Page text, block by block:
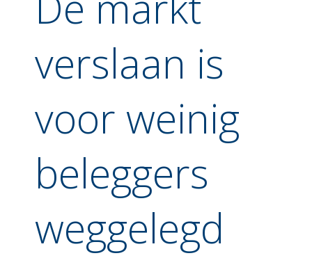
verslaan is
voor weinig
beleggers
weggelegd